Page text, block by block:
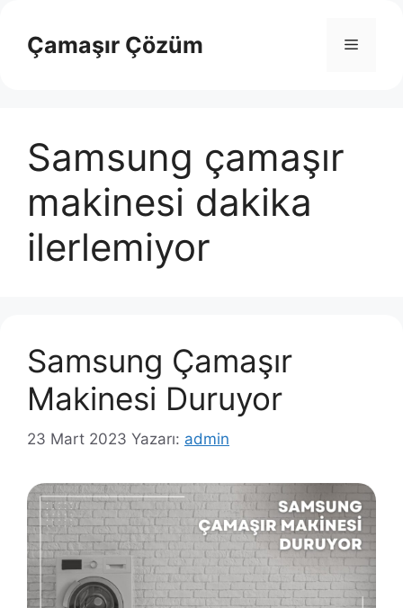
Çamaşır Çözüm Menü
Samsung çamaşır
makinesi dakika
ilerlemiyor
Samsung Çamaşır
Makinesi Duruyor
23 Mart 2023 Yazarı: admin